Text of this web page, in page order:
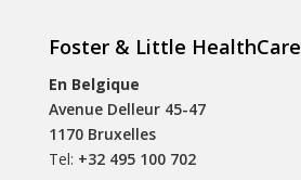
Foster & Little HealthCare
En Belgique
Avenue Delleur 45-47
1170 Bruxelles
Tel: +32 495 100 702